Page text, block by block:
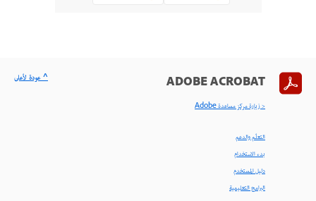
ADOBE ACROBAT
< زيارة مركز مساعدة Adobe
التعلّم والدعم
بدء الاستخدام
دليل المستخدم
البرامج التعليمية
^ عودة لأعلى